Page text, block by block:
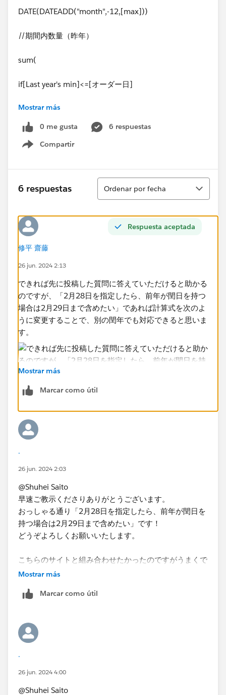
DATE(DATEADD("month",-12,[max]))
//期間内数量（昨年）
sum(
if[Last year's min]<=[オーダー日]
and[Last year's max]>=[オーダー日]
then [数量]
​maxが20250228だったら、Last year's ​maxは
20240229を参照するような計算式を書きたいです。
アドバイスのほど、よろしくお願いいたします。
Mostrar más
0 me gusta
6 respuestas
Compartir
Show menu
6 respuestas
Ordenar
Ordenar por fecha
Respuesta aceptada
修平 齋藤
26 jun. 2024 2:13
できれば先に投稿した質問に答えていただけると助かる
のですが、「2月28日を指定したら、前年が閏日を持つ
場合は2月29日まで含めたい」であれば計算式を次のよ
うに変更することで、別の閏年でも対応できると思いま
す。
Mostrar más
Marcar como útil
.
26 jun. 2024 2:03
@Shuhei Saito
早速ご教示くださりありがとうございます。
おっしゃる通り「2月28日を指定したら、前年が閏日を
持つ場合は2月29日まで含めたい」です！
どうぞよろしくお願いいたします。
こちらのサイトと組み合わせたかったのですがうまくで
きませんでした…
4cb
Mostrar más
Marcar como útil
.
26 jun. 2024 4:00
@Shuhei Saito